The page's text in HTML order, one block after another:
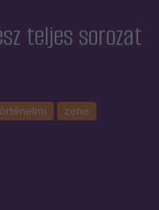
teljes sorozat
zene